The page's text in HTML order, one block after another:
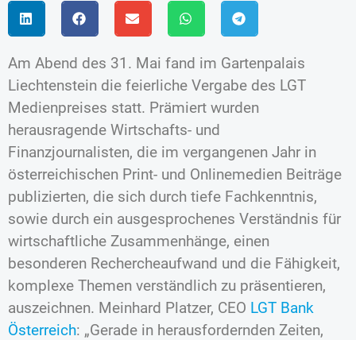
Am Abend des 31. Mai fand im Gartenpalais
Liechtenstein die feierliche Vergabe des LGT
Medienpreises statt. Prämiert wurden
herausragende Wirtschafts- und
Finanzjournalisten, die im vergangenen Jahr in
österreichischen Print- und Onlinemedien Beiträge
publizierten, die sich durch tiefe Fachkenntnis,
sowie durch ein ausgesprochenes Verständnis für
wirtschaftliche Zusammenhänge, einen
besonderen Rechercheaufwand und die Fähigkeit,
komplexe Themen verständlich zu präsentieren,
auszeichnen. Meinhard Platzer, CEO LGT Bank
Österreich: „Gerade in herausfordernden Zeiten,